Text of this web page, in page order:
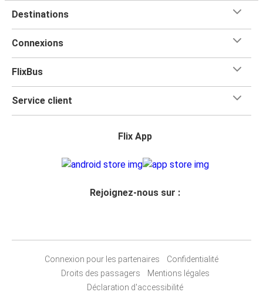
Destinations
Connexions
FlixBus
Service client
Flix App
Rejoignez-nous sur :
Connexion pour les partenaires
Confidentialité
Droits des passagers
Mentions légales
Déclaration d'accessibilité